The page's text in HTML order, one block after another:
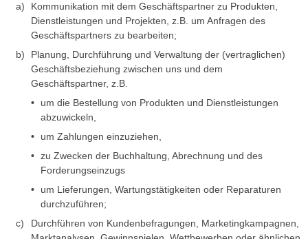
Kommunikation mit dem Geschäftspartner zu Produkten,
Dienstleistungen und Projekten, z.B. um Anfragen des
Geschäftspartners zu bearbeiten;
Planung, Durchführung und Verwaltung der (vertraglichen)
Geschäftsbeziehung zwischen uns und dem
Geschäftspartner, z.B.
um die Bestellung von Produkten und Dienstleistungen
abzuwickeln,
um Zahlungen einzuziehen,
zu Zwecken der Buchhaltung, Abrechnung und des
Forderungseinzugs
um Lieferungen, Wartungstätigkeiten oder Reparaturen
durchzuführen;
Durchführen von Kundenbefragungen, Marketingkampagnen,